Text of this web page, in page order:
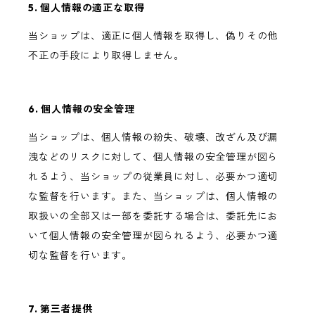
5. 個人情報の適正な取得
当ショップは、適正に個人情報を取得し、偽りその他
不正の手段により取得しません。
6. 個人情報の安全管理
当ショップは、個人情報の紛失、破壊、改ざん及び漏
洩などのリスクに対して、個人情報の安全管理が図ら
れるよう、当ショップの従業員に対し、必要かつ適切
な監督を行います。また、当ショップは、個人情報の
取扱いの全部又は一部を委託する場合は、委託先にお
いて個人情報の安全管理が図られるよう、必要かつ適
切な監督を行います。
7. 第三者提供